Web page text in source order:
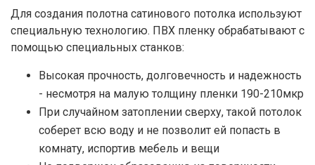
Для создания полотна сатинового потолка используют
специальную технологию. ПВХ пленку обрабатывают с
помощью специальных станков:
Высокая прочность, долговечность и надежность
- несмотря на малую толщину пленки 190-210мкр
При случайном затоплении сверху, такой потолок
соберет всю воду и не позволит ей попасть в
комнату, испортив мебель и вещи